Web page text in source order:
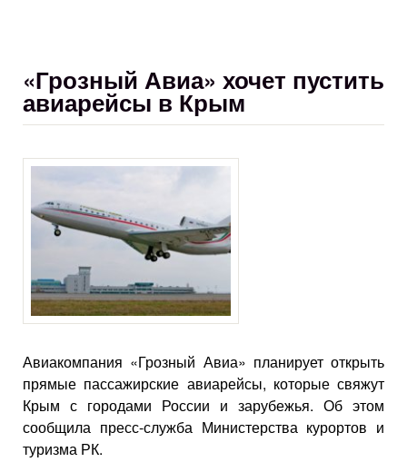
«Грозный Авиа» хочет пустить
авиарейсы в Крым
Авиакомпания «Грозный Авиа» планирует открыть
прямые пассажирские авиарейсы, которые свяжут
Крым с городами России и зарубежья. Об этом
сообщила пресс-служба Министерства курортов и
туризма РК.